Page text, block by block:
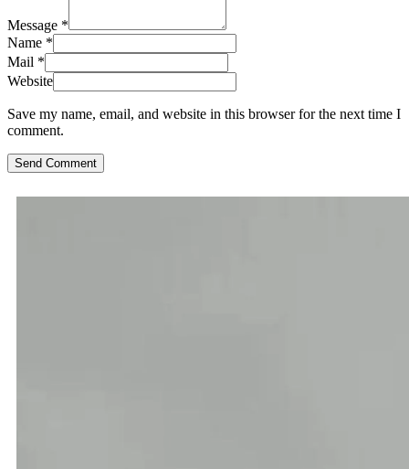
Message *
Name *
Mail *
Website
Save my name, email, and website in this browser for the next time I
comment.
Send Comment